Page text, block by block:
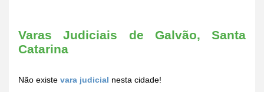
Varas Judiciais de Galvão, Santa
Catarina
Não existe vara judicial nesta cidade!